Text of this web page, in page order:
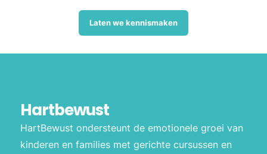
Laten we kennismaken
Hartbewust
HartBewust ondersteunt de emotionele groei van
kinderen en families met gerichte cursussen en